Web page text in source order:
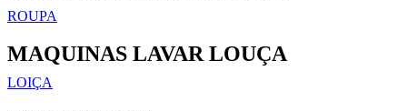
ROUPA
MAQUINAS LAVAR LOUÇA
LOIÇA